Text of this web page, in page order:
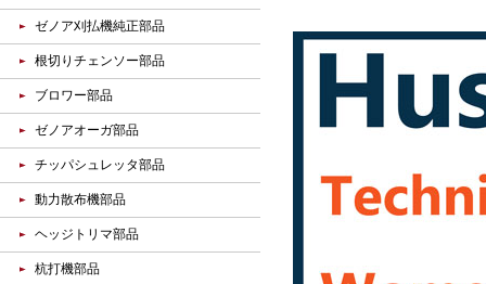
ゼノア刈払機純正部品
根切りチェンソー部品
ブロワー部品
ゼノアオーガ部品
チッパシュレッタ部品
動力散布機部品
ヘッジトリマ部品
杭打機部品